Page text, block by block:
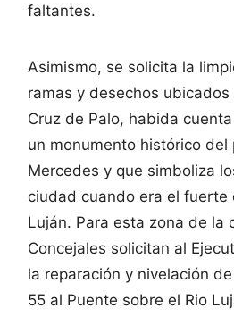
faltantes.
Asimismo, se solicita la
ramas y desechos
Cruz de Palo, habida
un monumento histórico del
Mercedes y que simboliza
ciudad cuando era el fuerte
Luján. Para esta zona de la
Concejales solicitan al
la reparación y nivelación
55 al Puente sobre el Rio